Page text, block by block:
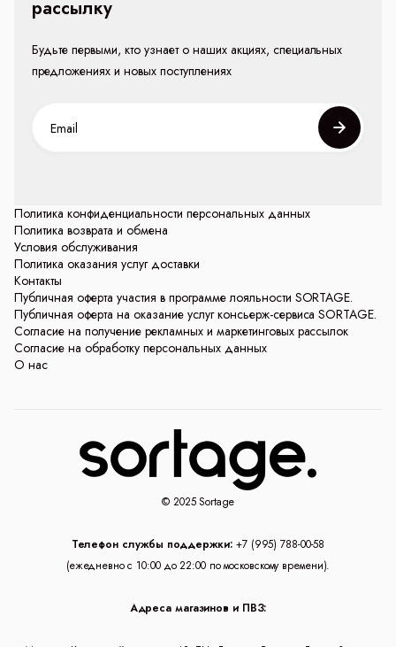
Политика конфиденциальности персональных данных
Политика возврата и обмена
Условия обслуживания
Политика оказания услуг доставки
Контакты
Публичная оферта участия в программе лояльности SORTAGE.
Публичная оферта на оказание услуг консьерж-сервиса SORTAGE.
Согласие на получение рекламных и маркетинговых рассылок
Согласие на обработку персональных данных
О нас
рассылку
Будьте первыми, кто узнает о наших акциях, специальных
предложениях и новых поступлениях
© 2025 Sortage
Телефон службы поддержки: +7 (995) 788-00-58
(ежедневно с 10:00 до 22:00 по московскому времени).
Адреса магазинов и ПВЗ: